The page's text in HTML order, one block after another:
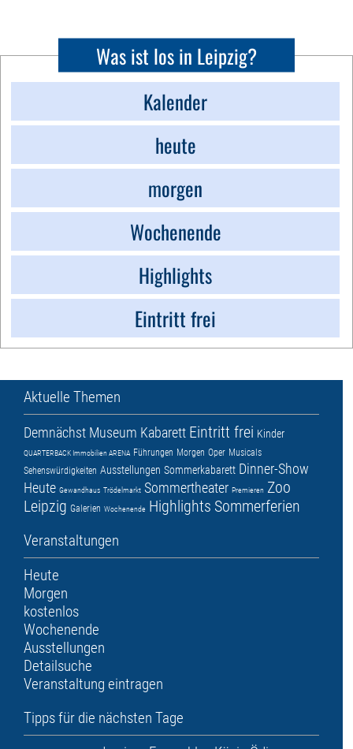
Was ist los in Leipzig?
Kalender
heute
morgen
Wochenende
Highlights
Eintritt frei
Aktuelle Themen
Demnächst Museum Kabarett Eintritt frei Kinder
QUARTERBACK Immobilien ARENA Führungen Morgen Oper Musicals
Sehenswürdigkeiten Ausstellungen Sommerkabarett Dinner-Show
Heute Gewandhaus Trödelmarkt Sommertheater Premieren Zoo
Leipzig Galerien Wochenende Highlights Sommerferien
Veranstaltungen
Heute
Morgen
kostenlos
Wochenende
Ausstellungen
Detailsuche
Veranstaltung eintragen
Tipps für die nächsten Tage